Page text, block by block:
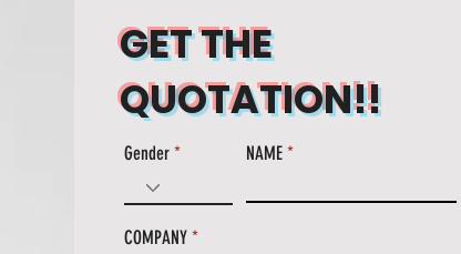
GET THE
QUOTATION!!
Gender NAME
COMPANY